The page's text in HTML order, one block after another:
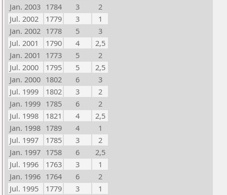
Jan. 2003 1784 3
2
Jul. 2002
1779 3
1
Jan. 2002 1778 5
3
Jul. 2001
1790 4
2,5
Jan. 2001
1773 5
2
Jul. 2000
1795 5
2,5
Jan. 2000 1802 6
3
Jul. 1999
1802 3
2
Jan. 1999 1785 6
2
Jul. 1998
1821 4
2,5
Jan. 1998 1789 4
1
Jul. 1997
1785 3
2
Jan. 1997 1758 6
2,5
Jul. 1996
1763 3
1
Jan. 1996 1764 6
2
Jul. 1995
1779 3
1